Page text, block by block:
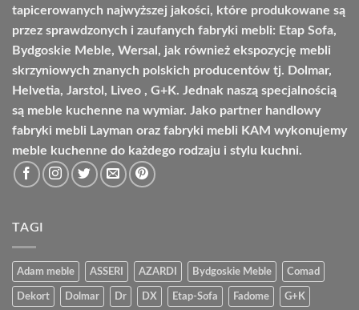
tapicerowanych najwyższej jakości, które produkowane są
przez sprawdzonych i zaufanych fabryki mebli: Etap Sofa,
Bydgoskie Meble, Wersal, jak również ekspozycję mebli
skrzyniowych znanych polskich producentów tj. Dolmar,
Helvetia, Jarstol, Liveo , G+K. Jednak naszą specjalnością
są meble kuchenne na wymiar. Jako partner handlowy
fabryki mebli Layman oraz fabryki mebli KAM wykonujemy
meble kuchenne do każdego rodzaju i stylu kuchni.
TAGI
Adam meble ASSERI AZARDI Bydgoskie Meble Comad
Dekort Dolmar Dr DX Etap-Sofa Fadome G+K